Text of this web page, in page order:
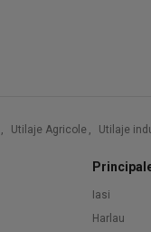
, Utilaje Agricole , Utilaje
Iasi
Harlau